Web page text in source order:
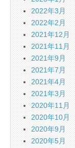
2022年3月
2022年2月
2021年12月
2021年11月
2021年9月
2021年7月
2021年4月
2021年3月
2020年11月
2020年10月
2020年9月
2020年5月